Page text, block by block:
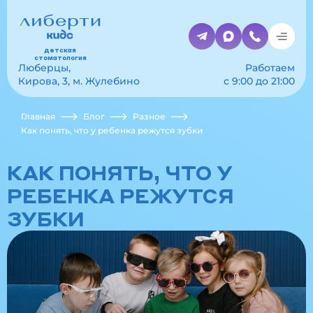
детская
стоматология
Люберцы,
Кирова, 3, м. Жулебино
Работаем
с 9:00 до 21:00
Главная Блог
Разное
Как понять, что у ребенка режутся зубки
КАК ПОНЯТЬ, ЧТО У
РЕБЕНКА РЕЖУТСЯ
ЗУБКИ